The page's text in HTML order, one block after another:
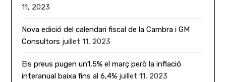
11, 2023
Nova edició del calendari fiscal de la Cambra i GM
Consultors juillet 11, 2023
Els preus pugen un1,5% el març però la inflació
interanual baixa fins al 6,4% juillet 11, 2023